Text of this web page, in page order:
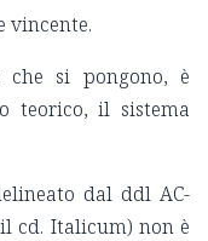
vincente.
che si pongono, è
teorico, il sistema
dal ddl AC-
cd. Italicum) non è